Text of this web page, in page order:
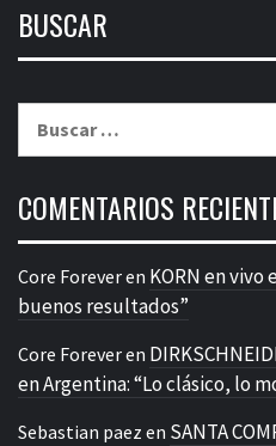
BUSCAR
COMENTARIOS
Core Foreveren KORN en vivo
buenos resultados”
Core Foreveren
en Argentina: “Lo clásico, lo
Sebastian paez en SANTA